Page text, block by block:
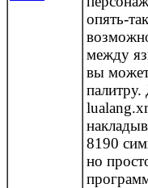
опять-
между
вы
палитру.
8190
но